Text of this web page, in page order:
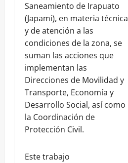
Saneamiento de Irapuato
(Japami), en materia técnica
y de atención a las
condiciones de la zona, se
suman las acciones que
implementan las
Direcciones de Movilidad y
Transporte, Economía y
Desarrollo Social, así como
la Coordinación de
Protección Civil.
Este trabajo